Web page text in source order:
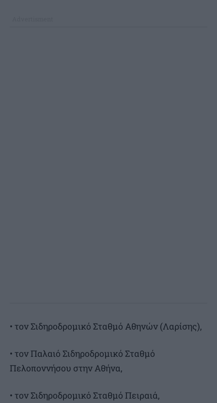
• τον Σιδηροδρομικό Σταθμό Αθηνών (Λαρίσης),
• τον Παλαιό Σιδηροδρομικό Σταθμό
Πελοποννήσου στην Αθήνα,
• τον Σιδηροδρομικό Σταθμό Πειραιά,